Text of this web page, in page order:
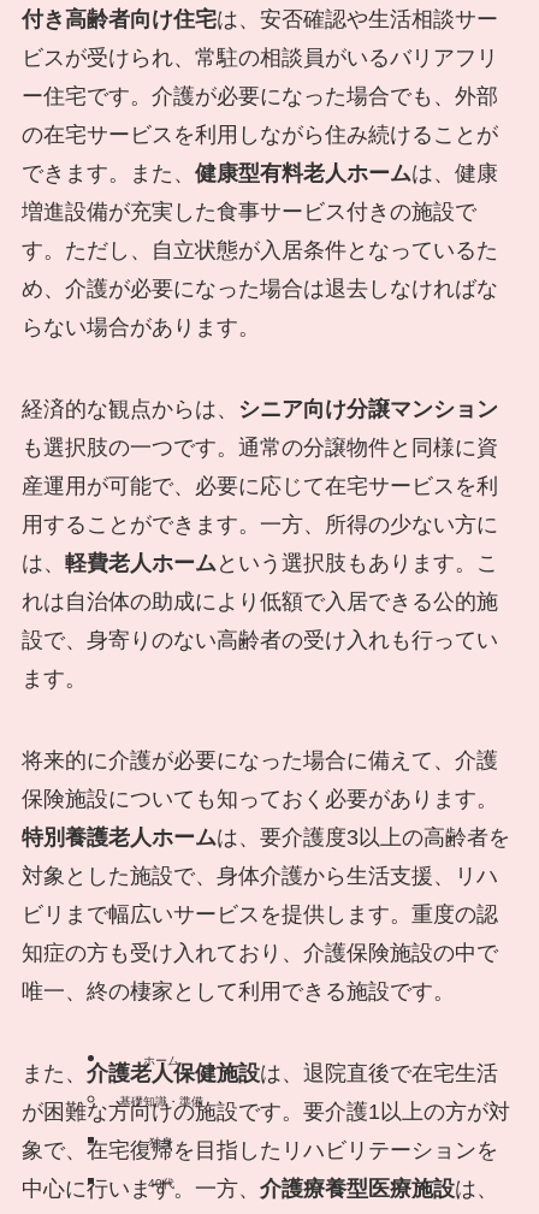
付き高齢者向け住宅は、安否確認や生活相談サー
ビスが受けられ、常駐の相談員がいるバリアフリ
ー住宅です。介護が必要になった場合でも、外部
の在宅サービスを利用しながら住み続けることが
できます。また、 健康型有料老人ホームは、健康
増進設備が充実した食事サービス付きの施設で
す。ただし、自立状態が入居条件となっているた
め、介護が必要になった場合は退去しなければな
らない場合があります。
経済的な観点からは、
シニア向け分譲マンション
も選択肢の一つです。通常の分譲物件と同様に資
産運用が可能で、必要に応じて在宅サービスを利
用することができます。一方、所得の少ない方に
は、 軽費老人ホーム という選択肢もあります。こ
れは自治体の助成により低額で入居できる公的施
設で、身寄りのない高齢者の受け入れも行ってい
ます。
将来的に介護が必要になった場合に備えて、介護
保険施設についても知っておく必要があります。
特別養護老人ホームは、要介護度3以上の高齢者を
対象とした施設で、身体介護から生活支援、リハ
ビリまで幅広いサービスを提供します。重度の認
知症の方も受け入れており、介護保険施設の中で
唯一、終の棲家として利用できる施設です。
また、 介護老人保健施設は、退院直後で在宅生活
が困難な方向けの施設です。要介護1以上の方が対
象で、在宅復帰を目指したリハビリテーションを
中心に行います。一方、 介護療養型医療施設は、
ホーム
基礎知識・準備
独身
40代